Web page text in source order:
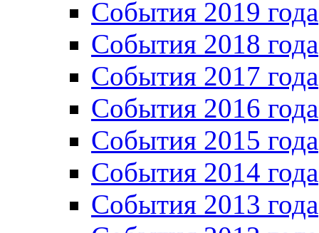
События 2019 года
События 2018 года
События 2017 года
События 2016 года
События 2015 года
События 2014 года
События 2013 года